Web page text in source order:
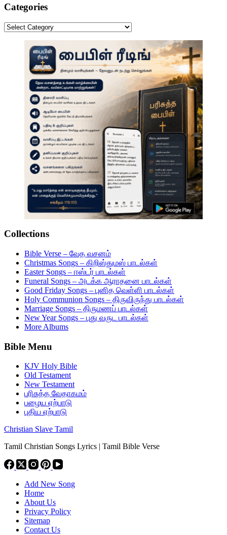
results
Categories
Categories
Collections
Bible Verse – வேத வசனம்
Christmas Songs – கிறிஸ்துமஸ் பாடல்கள்
Easter Songs – ஈஸ்டர் பாடல்கள்
Funeral Songs – அடக்க ஆராதனை பாடல்கள்
Good Friday Songs – புனித வெள்ளி பாடல்கள்
Holy Communion Songs – திருவிருந்து பாடல்கள்
Marriage Songs – திருமணப் பாடல்கள்
New Year Songs – புது வருட பாடல்கள்
More Albums
Bible Menu
KJV Holy Bible
Old Testament
New Testament
பரிசுத்த வேதாகமம்
பழைய ஏற்பாடு
புதிய ஏற்பாடு
Christian Slave Tamil
Tamil Christian Songs Lyrics | Tamil Bible Verse
Add New Song
Home
About Us
Privacy Policy
Sitemap
Contact Us